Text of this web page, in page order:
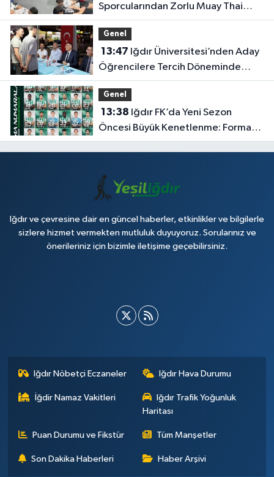
Sporcularından Zorlu Muay Thai
Eğitimi
Genel
13:47
Öğrencilere Tercih Döneminde
Rehberlik Desteği
Genel
13:38
Öncesi Büyük Kenetlenme: Forma
Numaraları Belli Oldu
Iğdır ve çevresine dair en güncel haberler, etkinlikler ve bilgilerle
sizlere hizmet vermekten mutluluk duyuyoruz. Sorularınız ve
önerileriniz için bizimle iletişime geçebilirsiniz.
Iğdır Nöbetçi Eczaneler Iğdır Hava Durumu
İğdir Namaz Vakitleri
Iğdır Trafik Yoğunluk
Haritası
Puan Durumu ve Fikstür Tüm Manşetler
Son Dakika Haberleri Haber Arşivi